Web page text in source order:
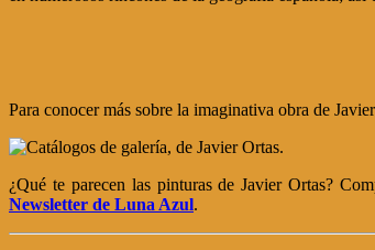
Para conocer más sobre la imaginativa obra de
¿Qué te parecen las pinturas de Javier Ortas?
Newsletter de Luna Azul.